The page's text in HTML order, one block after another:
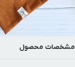
مشخصات محصول